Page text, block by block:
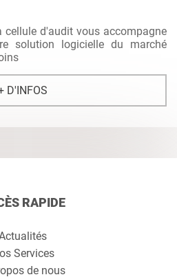
cellule d'audit vous accompagne
solution logicielle du marché
D'INFOS
RAPIDE
Services
de nous